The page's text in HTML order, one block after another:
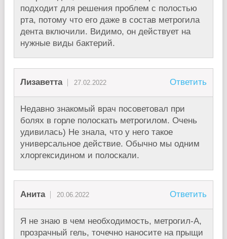
подходит для решения проблем с полостью
рта, потому что его даже в состав метрогила
дента включили. Видимо, он действует на
нужные виды бактерий.
Лизаветта 27.02.2022 Ответить
Недавно знакомый врач посоветовал при
болях в горле полоскать метрогилом. Очень
удивилась) Не знала, что у него такое
универсальное действие. Обычно мы одним
хлоргексидином и полоскали.
Анита 20.06.2022 Ответить
Я не знаю в чем необходимость, метрогил-А,
прозрачный гель, точечно наносите на прыщи